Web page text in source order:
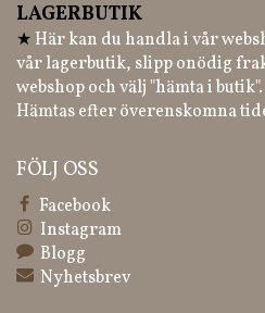
LAGERBUTIK
★ Här kan du handla i vår
vår lagerbutik, slipp onödig
webshop och välj "hämta i butik".
Hämtas efter överenskomna
FÖLJ OSS
Facebook
Instagram
Blogg
Nyhetsbrev